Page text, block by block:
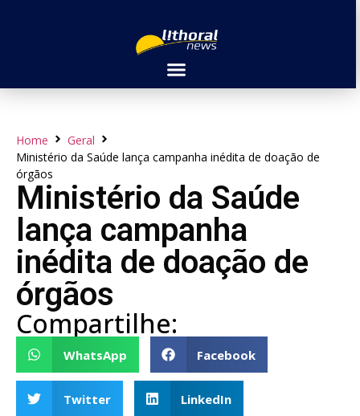
Home
Geral
Ministério da Saúde lança campanha inédita de doação de
órgãos
Ministério da Saúde
lança campanha
inédita de doação de
órgãos
Compartilhe:
WhatsApp Facebook
Twitter LinkedIn